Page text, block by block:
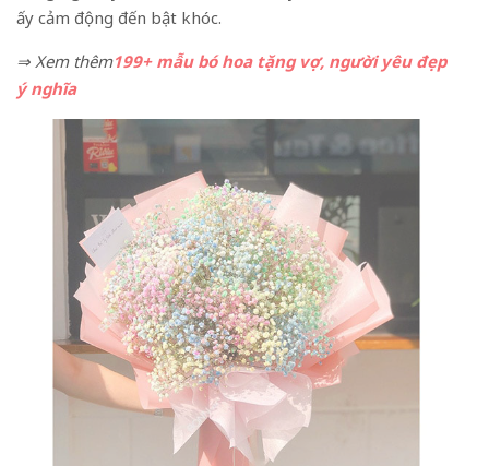
ấy cảm động đến bật khóc.
⇒ Xem thêm199+ mẫu bó hoa tặng vợ, người yêu đẹp
ý nghĩa